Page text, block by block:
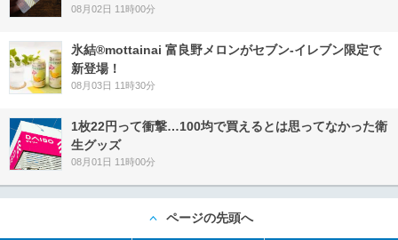
08月02日 11時00分
氷結®mottainai 富良野メロンがセブン‐イレブン限定で
新登場！
08月03日 11時30分
1枚22円って衝撃…100均で買えるとは思ってなかった衛
生グッズ
08月01日 11時00分
ページの先頭へ